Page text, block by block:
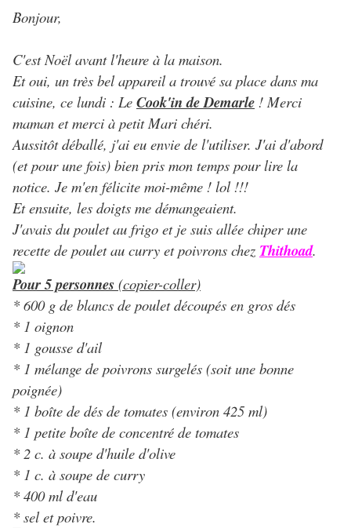
Bonjour,
C'est Noël avant l'heure à la maison.
Et oui, un très bel appareil a trouvé sa place dans ma
cuisine, ce lundi : Le Cook'in de Demarle ! Merci
maman et merci à petit Mari chéri.
Aussitôt déballé, j'ai eu envie de l'utiliser. J'ai d'abord
(et pour une fois) bien pris mon temps pour lire la
notice. Je m'en félicite moi-même ! lol !!!
Et ensuite, les doigts me démangeaient.
J'avais du poulet au frigo et je suis allée chiper une
recette de poulet au curry et poivrons chez Thithoad.
Pour 5 personnes (copier-coller)
* 600 g de blancs de poulet découpés en gros dés
* 1 oignon
* 1 gousse d'ail
* 1 mélange de poivrons surgelés (soit une bonne
poignée)
* 1 boîte de dés de tomates (environ 425 ml)
* 1 petite boîte de concentré de tomates
* 2 c. à soupe d'huile d'olive
* 1 c. à soupe de curry
* 400 ml d'eau
* sel et poivre.